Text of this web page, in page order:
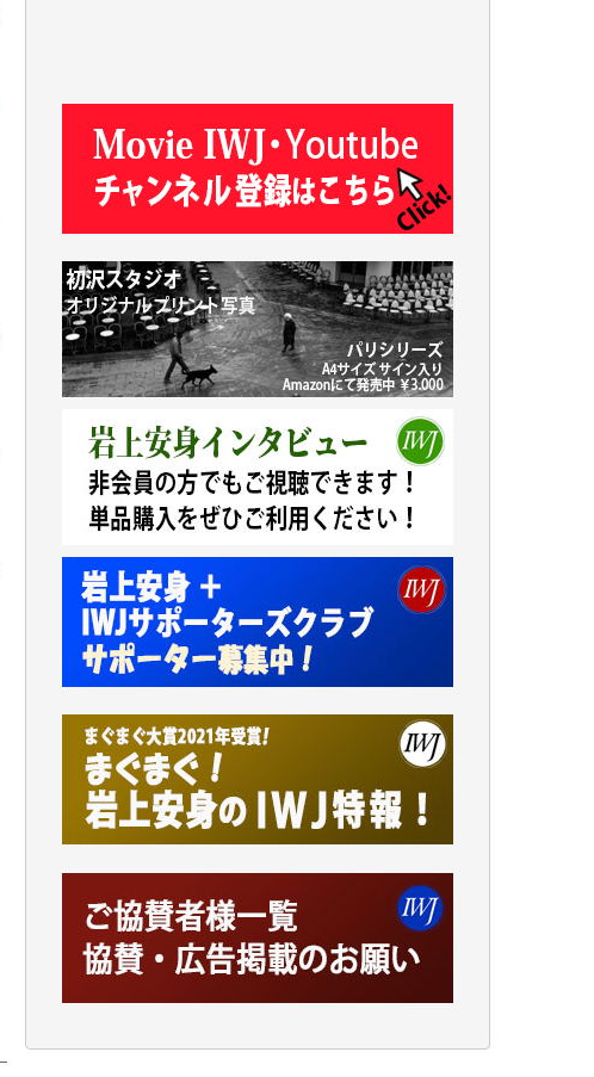
T.K. 様
ASAKO TAKAESU 様
マシオン恵美香 様
平野智生 様
山本賢二 様
吉住俊昭 様
徳山匡 様
金 盛起 様
塩川 晃平 様
松本益美 様
井出 隆太 様
及川昭男 様
岩井祐子 様
藤田英之 様
藤岡比左志 様
井出 隆太 様
アオキカナメ 様
諸般の事情によりIWJ会費払えず今は非会員
です。市民側に立つ講演会にIWJのカメラマ
ンをよく拝見しております。コンテンツが失
お役立てください。（H.O.様）
今日、僅かですがカンパしました。（T.M.
様）
今日、僅かですがカンパしました。IWJの危
機を乗り切るには到底及ばない額ですが病気
の妻を抱えている私にとっては精一杯のカン
パです。
かねてよりIWJが発してきた膨大な取材記事
や解説記事、そして各界の方々とのインタビ